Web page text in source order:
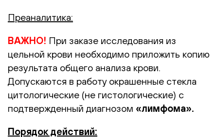
Преаналитика:
ВАЖНО! При заказе исследования из
цельной крови необходимо приложить копию
результата общего анализа крови.
Допускаются в работу окрашенные стекла
цитологические (не гистологические) с
подтвержденный диагнозом «лимфома».
Порядок действий: